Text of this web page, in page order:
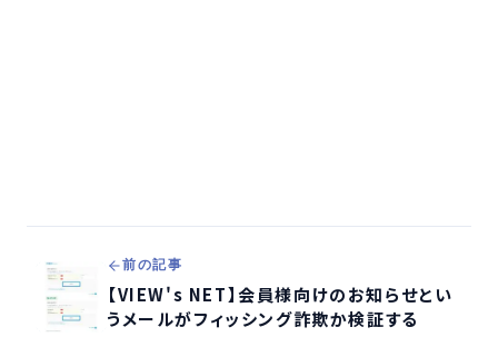
前の記事
【VIEW's NET】会員様向けのお知らせとい
うメールがフィッシング詐欺か検証する